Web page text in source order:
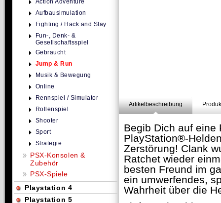
Artikelbeschreibung
Begib Dich auf eine
PlayStation®-
Zerstörung! Clank
Ratchet wieder
besten Freund im
ein umwerfendes,
Wahrheit über die
Action Adventure
Aufbausimulation
Fighting / Hack and Slay
Fun-, Denk- &
Gesellschaftsspiel
Gebraucht
Jump & Run
Musik & Bewegung
Online
Rennspiel / Simulator
Rollenspiel
Shooter
Sport
Strategie
PSX-Konsolen &
Zubehör
PSX-Spiele
Playstation 4
Playstation 5